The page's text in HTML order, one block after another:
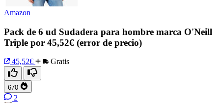
Amazon
Pack de 6 ud Sudadera para hombre marca O'Neill
Triple por 45,52€ (error de precio)
45,52€ Gratis
670
2